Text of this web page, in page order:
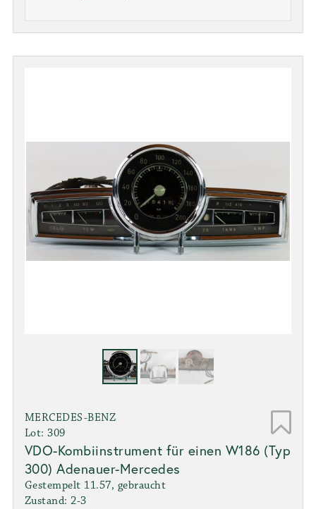
MERCEDES-BENZ
Lot: 309
VDO-Kombiinstrument für einen W186 (Typ
300) Adenauer-Mercedes
Gestempelt 11.57, gebraucht
Zustand: 2-3